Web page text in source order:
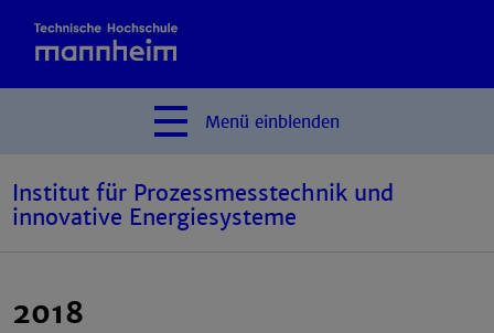
Menü einblenden
Institut für Prozessmesstechnik und
innovative Energiesysteme
2018